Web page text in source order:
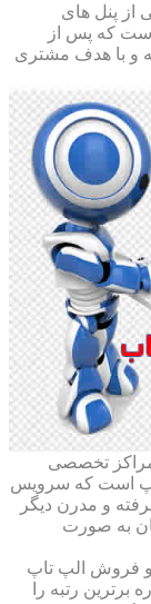
پنل های
است که پس از
و با هدف مشتری
مراکز تخصصی
است که سرویس
و مدرن دیگر
به صورت
فروش الپ تاپ
برترین رتبه را